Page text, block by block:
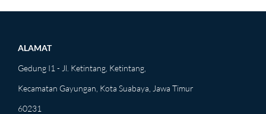
ALAMAT
Gedung I1 - Jl. Ketintang, Ketintang,
Kecamatan Gayungan, Kota Suabaya, Jawa Timur
60231